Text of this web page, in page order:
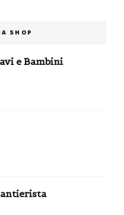
SHOP
e Bambini